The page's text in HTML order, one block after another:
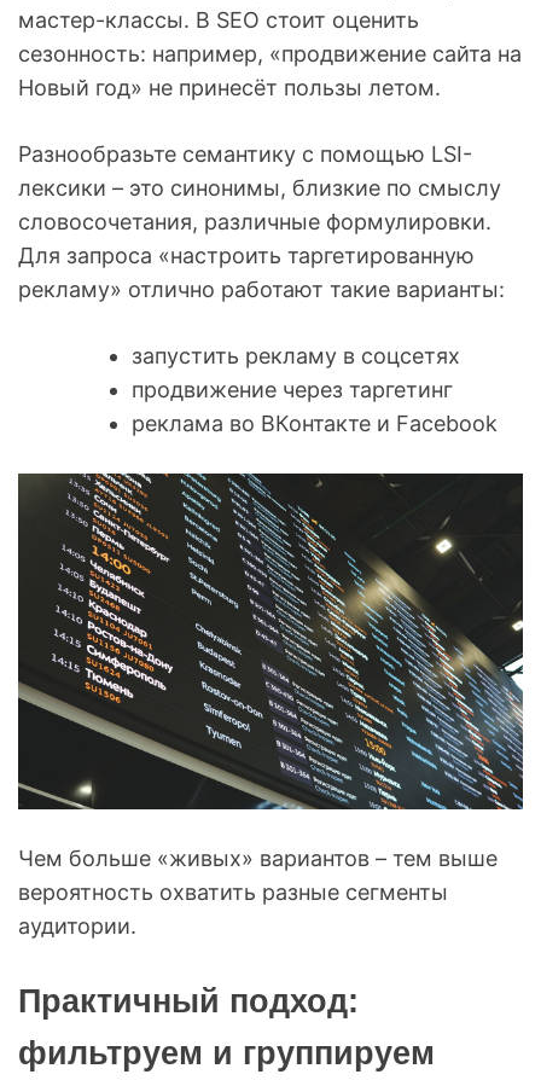
мастер-классы. В SEO стоит оценить
сезонность: например, «продвижение сайта на
Новый год» не принесёт пользы летом.
Разнообразьте семантику с помощью LSI-
лексики – это синонимы, близкие по смыслу
словосочетания, различные формулировки.
Для запроса «настроить таргетированную
рекламу» отлично работают такие варианты:
запустить рекламу в соцсетях
продвижение через таргетинг
реклама во ВКонтакте и Facebook
Чем больше «живых» вариантов – тем выше
вероятность охватить разные сегменты
аудитории.
Практичный подход:
фильтруем и группируем